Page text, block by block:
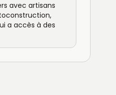
avec artisans
a accès à des